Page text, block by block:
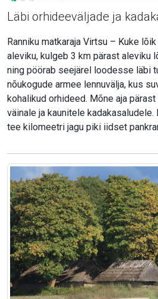
Läbi orhideeväljade ja
Ranniku matkaraja Virtsu – Kuke
aleviku, kulgeb 3 km pärast aleviku
ning pöörab seejärel loodesse läbi
nõukogude armee lennuvälja, kus
kohalikud orhideed. Mõne aja
väinale ja kaunitele kadakasaludele.
tee kilomeetri jagu piki iidset